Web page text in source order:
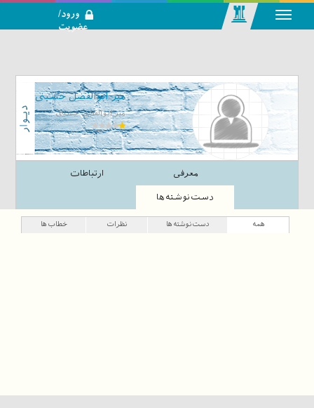
تحلیلی بازار
سرمایه
ورود/
عضویت
میر ابوالفضل حسینی
میر ابوالفضل حسینی
معرفی ارتباطات
دست‌نوشته‌ها
همه دست‌نوشته‌ها نظرات خطاب‌ها